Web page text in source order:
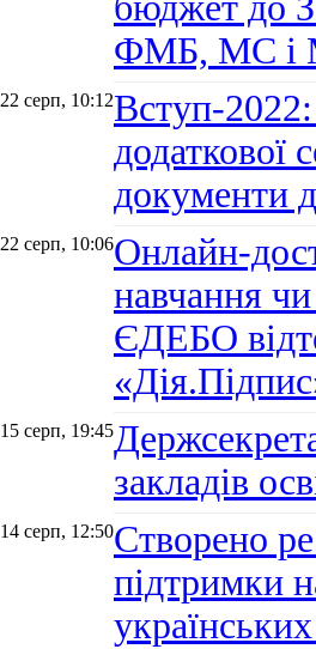
ФМБ, МС і
22 серп, 10:12Вступ-
додаткової
документи
22 серп, 10:06Онлайн-
навчання
ЄДЕБО
15 серп, 19:45
закладів
14 серп, 12:50Створено
підтримки